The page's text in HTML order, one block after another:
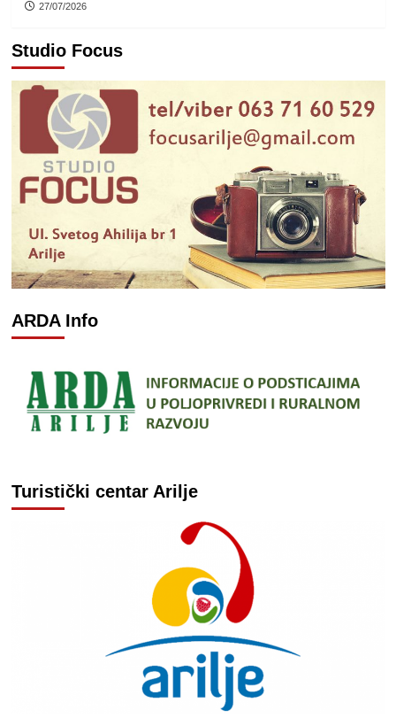
27/07/2026
Studio Focus
ARDA Info
Turistički centar Arilje